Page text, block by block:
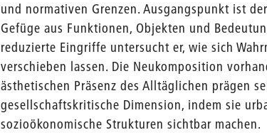
und normativen Grenzen. Ausgangspunkt ist
Gefüge aus Funktionen, Objekten und
reduzierte Eingriffe untersucht er, wie sich
verschieben lassen. Die Neukomposition
ästhetischen Präsenz des Alltäglichen prägen
gesellschaftskritische Dimension, indem sie
sozioökonomische Strukturen sichtbar machen.